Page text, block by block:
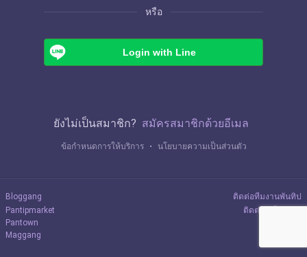
หรือ
Login with Line
ยังไม่เป็นสมาชิก? สมัครสมาชิกด้วยอีเมล
ข้อกำหนดการให้บริการ ・ นโยบายความเป็นส่วนตัว
Bloggang
Pantipmarket
Pantown
Maggang
ติดต่อทีมงานพันทิป
ติดต่อลงโฆษณา